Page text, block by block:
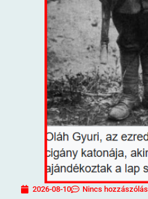
2026-08-10 Nincs hozzászólás